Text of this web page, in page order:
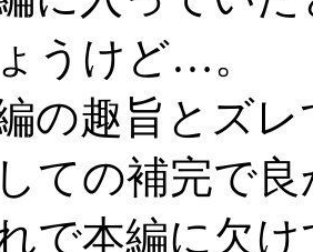
うけど…。
の趣旨とズ
ての補完で
で本編に欠